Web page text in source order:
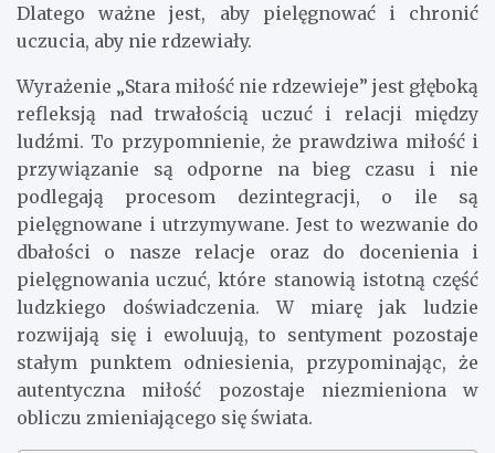
Dlatego ważne jest, aby pielęgnować i chronić
uczucia, aby nie rdzewiały.
Wyrażenie „Stara miłość nie rdzewieje” jest głęboką
refleksją nad trwałością uczuć i relacji między
ludźmi. To przypomnienie, że prawdziwa miłość i
przywiązanie są odporne na bieg czasu i nie
podlegają procesom dezintegracji, o ile są
pielęgnowane i utrzymywane. Jest to wezwanie do
dbałości o nasze relacje oraz do docenienia i
pielęgnowania uczuć, które stanowią istotną część
ludzkiego doświadczenia. W miarę jak ludzie
rozwijają się i ewoluują, to sentyment pozostaje
stałym punktem odniesienia, przypominając, że
autentyczna miłość pozostaje niezmieniona w
obliczu zmieniającego się świata.